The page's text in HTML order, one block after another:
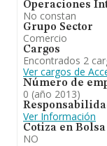
Operaciones
No constan
Grupo Sector
Comercio
Cargos
Encontrados 2
Ver cargos de
Número de
0 (año 2013)
Ver Información
Cotiza en Bolsa
NO